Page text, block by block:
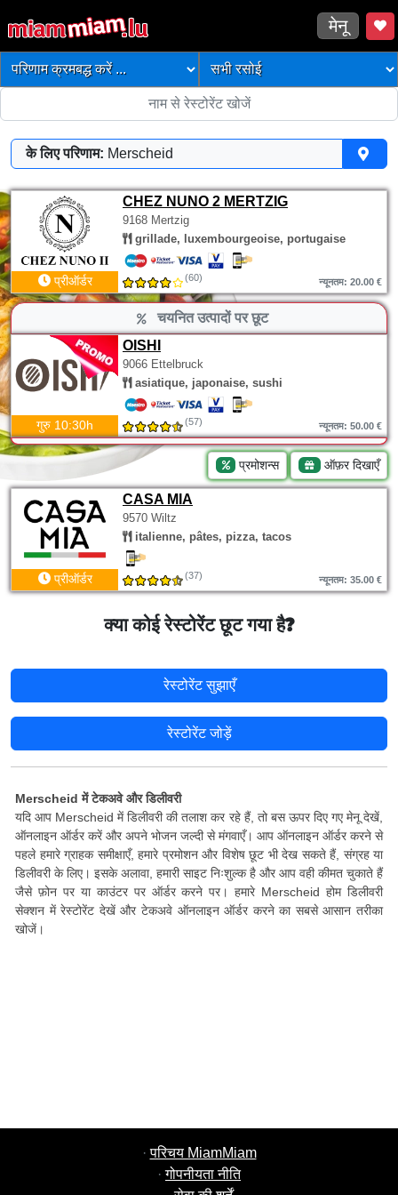
मेनू
के लिए परिणाम: Merscheid
CHEZ NUNO 2 MERTZIG
9168 Mertzig
grillade, luxembourgeoise, portugaise
प्रीऑर्डर (60) न्यूनतम: 20.00 €
चयनित उत्पादों पर छूट
OISHI
9066 Ettelbruck
asiatique, japonaise, sushi
गुरु 10:30h (57) न्यूनतम: 50.00 €
प्रमोशन्स ऑफ़र दिखाएँ
CASA MIA
9570 Wiltz
italienne, pâtes, pizza, tacos
प्रीऑर्डर (37) न्यूनतम: 35.00 €
क्या कोई रेस्टोरेंट छूट गया है?
रेस्टोरेंट सुझाएँ
रेस्टोरेंट जोड़ें
Merscheid में टेकअवे और डिलीवरी
यदि आप Merscheid में डिलीवरी की तलाश कर रहे हैं, तो बस ऊपर दिए गए मेनू देखें,
ऑनलाइन ऑर्डर करें और अपने भोजन जल्दी से मंगवाएँ। आप ऑनलाइन ऑर्डर करने से
पहले हमारे ग्राहक समीक्षाएँ, हमारे प्रमोशन और विशेष छूट भी देख सकते हैं, संग्रह या
डिलीवरी के लिए। इसके अलावा, हमारी साइट निःशुल्क है और आप वही कीमत चुकाते हैं
जैसे फ़ोन पर या काउंटर पर ऑर्डर करने पर। हमारे Merscheid होम डिलीवरी
सेक्शन में रेस्टोरेंट देखें और टेकअवे ऑनलाइन ऑर्डर करने का सबसे आसान तरीका
खोजें।
·परिचय MiamMiam
·गोपनीयता नीति